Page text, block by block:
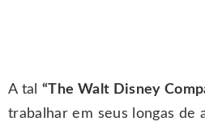
A tal“The Walt Disney
trabalhar em seus longas de